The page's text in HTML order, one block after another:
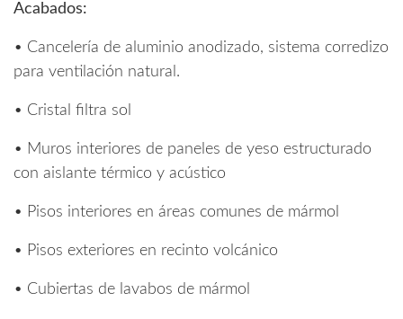
Acabados:
• Cancelería de aluminio anodizado, sistema corredizo
para ventilación natural.
• Cristal filtra sol
• Muros interiores de paneles de yeso estructurado
con aislante térmico y acústico
• Pisos interiores en áreas comunes de mármol
• Pisos exteriores en recinto volcánico
• Cubiertas de lavabos de mármol